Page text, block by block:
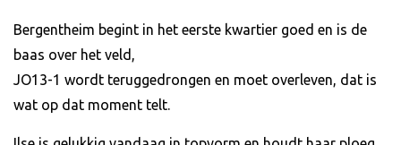
Bergentheim begint in het eerste kwartier goed en is de
baas over het veld,
JO13-1 wordt teruggedrongen en moet overleven, dat is
wat op dat moment telt.